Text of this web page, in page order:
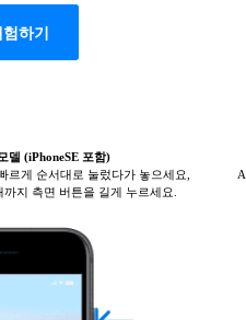
하기
델 (iPhoneSE 포함)
르게 순서대로 눌렀다가 놓으세요,
지 측면 버튼을 길게 누르세요.